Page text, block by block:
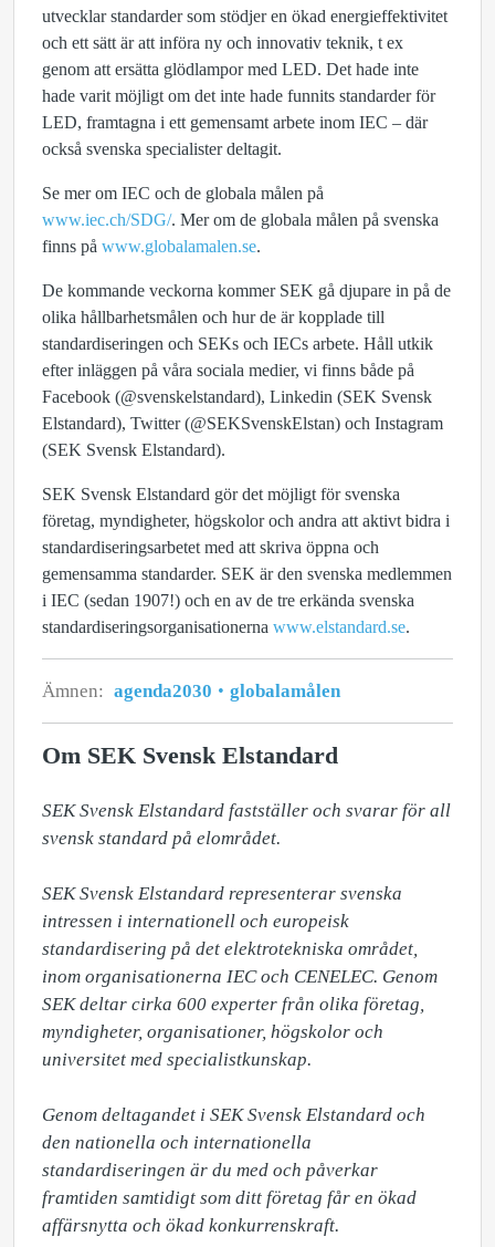
utvecklar standarder som stödjer en ökad energieffektivitet
och ett sätt är att införa ny och innovativ teknik, t ex
genom att ersätta glödlampor med LED. Det hade inte
hade varit möjligt om det inte hade funnits standarder för
LED, framtagna i ett gemensamt arbete inom IEC – där
också svenska specialister deltagit.
Se mer om IEC och de globala målen på
www.iec.ch/SDG/. Mer om de globala målen på svenska
finns på www.globalamalen.se.
De kommande veckorna kommer SEK gå djupare in på de
olika hållbarhetsmålen och hur de är kopplade till
standardiseringen och SEKs och IECs arbete. Håll utkik
efter inläggen på våra sociala medier, vi finns både på
Facebook (@svenskelstandard), Linkedin (SEK Svensk
Elstandard), Twitter (@SEKSvenskElstan) och Instagram
(SEK Svensk Elstandard).
SEK Svensk Elstandard gör det möjligt för svenska
företag, myndigheter, högskolor och andra att aktivt bidra i
standardiseringsarbetet med att skriva öppna och
gemensamma standarder. SEK är den svenska medlemmen
i IEC (sedan 1907!) och en av de tre erkända svenska
standardiseringsorganisationerna www.elstandard.se.
Ämnen: agenda2030 globalamålen
Om SEK Svensk Elstandard
SEK Svensk Elstandard fastställer och svarar för all
svensk standard på elområdet.
SEK Svensk Elstandard representerar svenska
intressen i internationell och europeisk
standardisering på det elektrotekniska området,
inom organisationerna IEC och CENELEC. Genom
SEK deltar cirka 600 experter från olika företag,
myndigheter, organisationer, högskolor och
universitet med specialistkunskap.
Genom deltagandet i SEK Svensk Elstandard och
den nationella och internationella
standardiseringen är du med och påverkar
framtiden samtidigt som ditt företag får en ökad
affärsnytta och ökad konkurrenskraft.